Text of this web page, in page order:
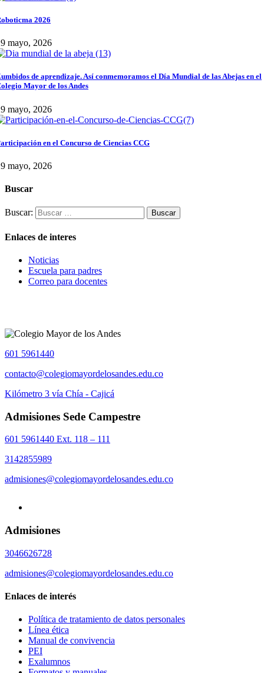
2026
mayo, 2026
de aprendizaje. Así conmemoramos el Día Mundial de las Abejas en el
Mayor de los Andes
mayo, 2026
en el Concurso de Ciencias CCG
mayo, 2026
Buscar
Buscar:
Enlaces de interes
Noticias
Escuela para padres
Correo para docentes
601 5961440
contacto@colegiomayordelosandes.edu.co
Kilómetro 3 vía Chía - Cajicá
Admisiones Sede Campestre
601 5961440 Ext. 118 – 111
3142855989
admisiones@colegiomayordelosandes.edu.co
Admisiones
3046626728
admisiones@colegiomayordelosandes.edu.co
Enlaces de interés
Política de tratamiento de datos personales
Línea ética
Manual de convivencia
PEI
Exalumnos